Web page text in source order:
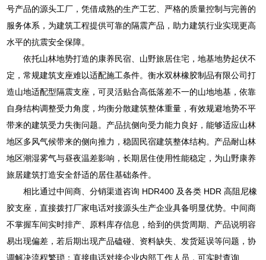
号产品的源头工厂，凭借成熟的生产工艺、严格的质量控制与完善的
服务体系，为建筑工程提供可靠的隔震产品，助力建筑行业实现更高
水平的抗震安全保障。
依托山林地势打造的康养民宿、山野旅居住宅，地基地势起伏不
定，常规建筑支座难以适配施工条件。衡水双林橡胶制品有限公司打
造山地适配型隔震支座，可灵活贴合高低落差不一的山地地基，依靠
自身结构调整受力角度，均衡分散建筑整体重量，有效规避地势不平
带来的建筑受力失衡问题。产品抗侧向受力能力良好，能够适应山林
地区多风气候带来的侧向推力，稳固民宿建筑整体结构。产品耐山林
地区潮湿雾气与昼夜温差影响，长期居住使用性能稳定，为山野康养
旅居建筑打造安全舒适的居住基础条件。
相比通过中间商、分销渠道咨询 HDR400 及各类 HDR 高阻尼橡
胶支座，直接拨打厂家电话对接源头生产企业具备明显优势。中间商
不掌握车间实时排产、原料库存信息，给到的供货周期、产品说明容
易出现偏差，若后期出现产品磕碰、资料缺失、发货延误等问题，协
调解决流程繁琐；直接电话对接企业内部工作人员，可实时查询